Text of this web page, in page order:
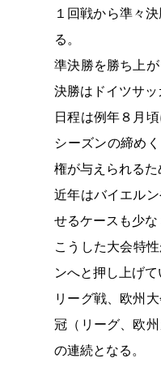
１回戦から準々
る。
準決勝を勝ち上
決勝はドイツサッ
日程は例年８月
シーズンの締め
権が与えられるた
近年はバイエル
せるケースも少な
こうした大会特
ンへと押し上げて
リーグ戦、欧州
冠（リーグ、欧
の連続となる。